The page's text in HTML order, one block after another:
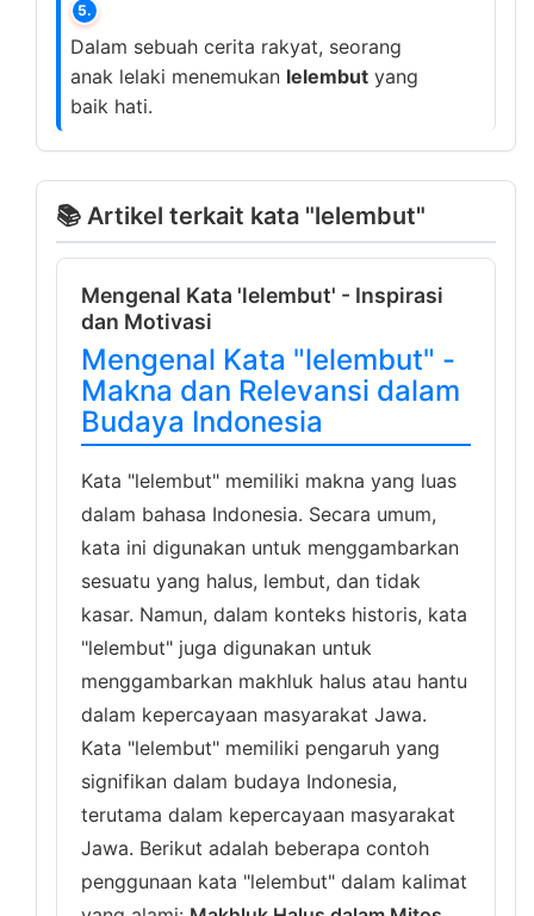
5.
Dalam sebuah cerita rakyat, seorang
anak lelaki menemukan lelembut yang
baik hati.
📚 Artikel terkait kata "lelembut"
Mengenal Kata 'lelembut' - Inspirasi
dan Motivasi
Mengenal Kata "lelembut" -
Makna dan Relevansi dalam
Budaya Indonesia
Kata "lelembut" memiliki makna yang luas
dalam bahasa Indonesia. Secara umum,
kata ini digunakan untuk menggambarkan
sesuatu yang halus, lembut, dan tidak
kasar. Namun, dalam konteks historis, kata
"lelembut" juga digunakan untuk
menggambarkan makhluk halus atau hantu
dalam kepercayaan masyarakat Jawa.
Kata "lelembut" memiliki pengaruh yang
signifikan dalam budaya Indonesia,
terutama dalam kepercayaan masyarakat
Jawa. Berikut adalah beberapa contoh
penggunaan kata "lelembut" dalam kalimat